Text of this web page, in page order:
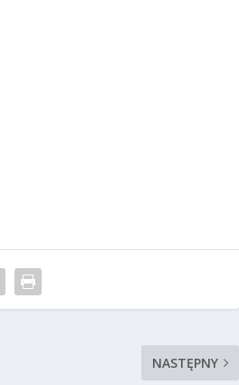
NASTĘPNY